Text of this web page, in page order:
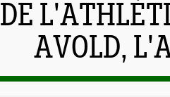
DE
AVOLD,